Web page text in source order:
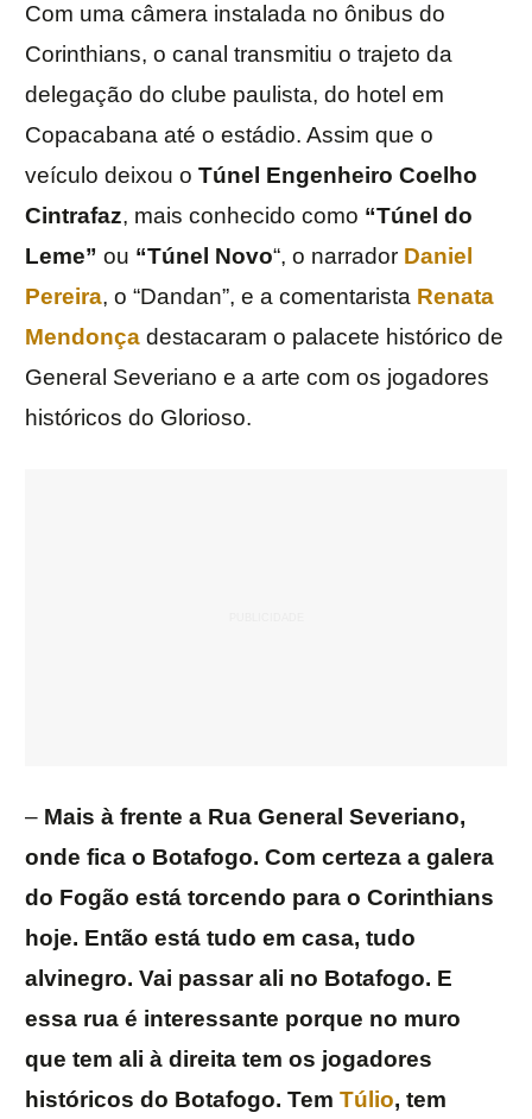
Com uma câmera instalada no ônibus do
Corinthians, o canal transmitiu o trajeto da
delegação do clube paulista, do hotel em
Copacabana até o estádio. Assim que o
veículo deixou o Túnel Engenheiro Coelho
Cintrafaz, mais conhecido como “Túnel do
Leme” ou “Túnel Novo“, o narrador Daniel
Pereira, o “Dandan”, e a comentarista Renata
Mendonça destacaram o palacete histórico de
General Severiano e a arte com os jogadores
históricos do Glorioso.
– Mais à frente a Rua General Severiano,
onde fica o Botafogo. Com certeza a galera
do Fogão está torcendo para o Corinthians
hoje. Então está tudo em casa, tudo
alvinegro. Vai passar ali no Botafogo. E
essa rua é interessante porque no muro
que tem ali à direita tem os jogadores
históricos do Botafogo. Tem Túlio, tem